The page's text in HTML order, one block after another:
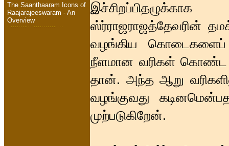
The Saanthaaram Icons of
Raajarajeeswaram - An
Overview
ஸ்ர்ராஜராஜத்தேவரின்
வழங்கிய
நீளமான வரிகள் கொண்ட
தான். அந்த ஆறு
வழங்குவது
முற்படுகிறேன்.